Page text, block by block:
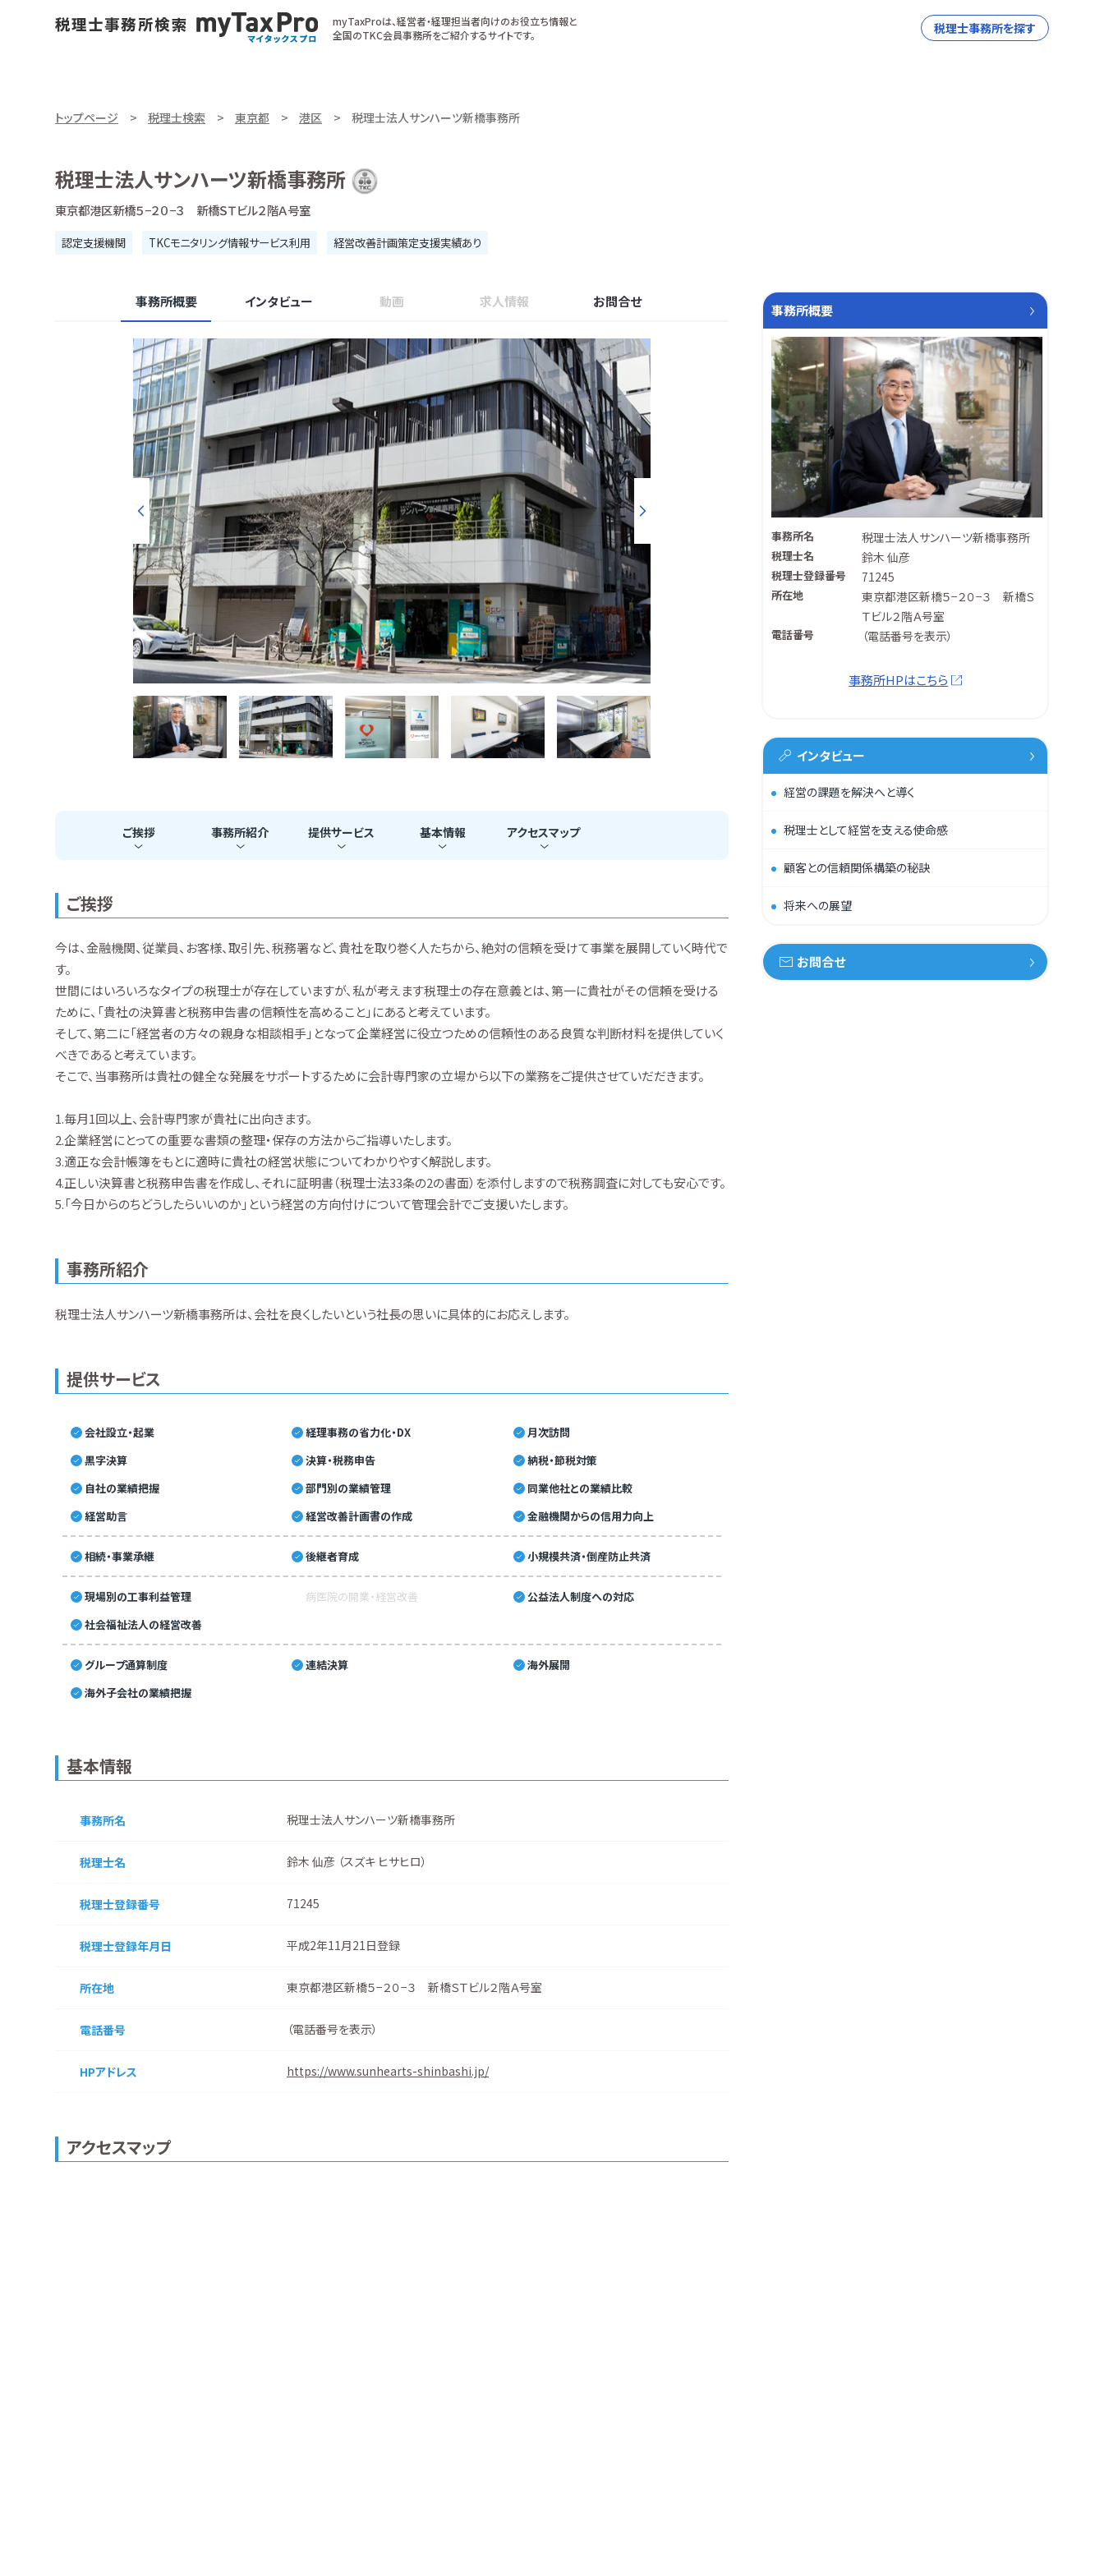
myTaxProは、経営者・経理担当者向けのお役立ち情報と
全国のTKC会員事務所をご紹介するサイトです。
税理士事務所を探す
トップページ 税理士検索 東京都 港区 税理士法人サンハーツ新橋事務所
税理士法人サンハーツ新橋事務所
東京都港区新橋５−２０−３ 新橋ＳＴビル２階Ａ号室
認定支援機関 TKCモニタリング情報サービス利用 経営改善計画策定支援実績あり
事務所概要 インタビュー 動画 求人情報 お問合せ
ご挨拶 事務所紹介 提供サービス 基本情報 アクセスマップ
ご挨拶
今は、金融機関、従業員、お客様、取引先、税務署など、貴社を取り巻く人たちから、絶対の信頼を受けて事業を展開していく時代で
す。
世間にはいろいろなタイプの税理士が存在していますが、私が考えます税理士の存在意義とは、第一に貴社がその信頼を受ける
ために、「貴社の決算書と税務申告書の信頼性を高めること」にあると考えています。
そして、第二に「経営者の方々の親身な相談相手」となって企業経営に役立つための信頼性のある良質な判断材料を提供していく
べきであると考えています。
そこで、当事務所は貴社の健全な発展をサポートするために会計専門家の立場から以下の業務をご提供させていだだきます。
1.毎月1回以上、会計専門家が貴社に出向きます。
2.企業経営にとっての重要な書類の整理・保存の方法からご指導いたします。
3.適正な会計帳簿をもとに適時に貴社の経営状態についてわかりやすく解説します。
4.正しい決算書と税務申告書を作成し、それに証明書（税理士法33条の2の書面）を添付しますので税務調査に対しても安心です。
5.「今日からのちどうしたらいいのか」という経営の方向付けについて管理会計でご支援いたします。
事務所紹介
税理士法人サンハーツ新橋事務所は、会社を良くしたいという社長の思いに具体的にお応えします。
提供サービス
会社設立・起業 経理事務の省力化・DX
月次訪問
黒字決算
決算・税務申告
納税・節税対策
自社の業績把握
部門別の業績管理
同業他社との業績比較
経営助言
経営改善計画書の作成 金融機関からの信用力向上
相続・事業承継 後継者育成 小規模共済・倒産防止共済
現場別の工事利益管理 病医院の開業・経営改善
公益法人制度への対応
社会福祉法人の経営改善
グループ通算制度 連結決算
海外展開
海外子会社の業績把握
基本情報
事務所名 税理士法人サンハーツ新橋事務所
税理士名 鈴木 仙彦 （スズキ ヒサヒロ）
税理士登録番号 71245
税理士登録年月日 平成2年11月21日登録
所在地 東京都港区新橋５−２０−３ 新橋ＳＴビル２階Ａ号室
電話番号 （電話番号を表示）
HPアドレス https://www.sunhearts-shinbashi.jp/
アクセスマップ
事務所概要
事務所名 税理士法人サンハーツ新橋事務所
税理士名 鈴木 仙彦
税理士登録番号 71245
所在地
東京都港区新橋５−２０−３ 新橋Ｓ
Ｔビル２階Ａ号室
電話番号 （電話番号を表示）
事務所HPはこちら
インタビュー
経営の課題を解決へと導く
税理士として経営を支える使命感
顧客との信頼関係構築の秘訣
将来への展望
お問合せ